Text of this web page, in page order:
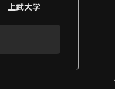
上武大学